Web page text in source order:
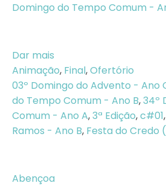
Domingo do Tempo Comum -
Dar mais
Animação, Final,Ofertório
03º Domingo do Advento - Ano
do Tempo Comum - Ano B,34º
Comum - Ano A,3ª Edição,c#01,
Ramos - Ano B, Festa do Credo
Abençoa